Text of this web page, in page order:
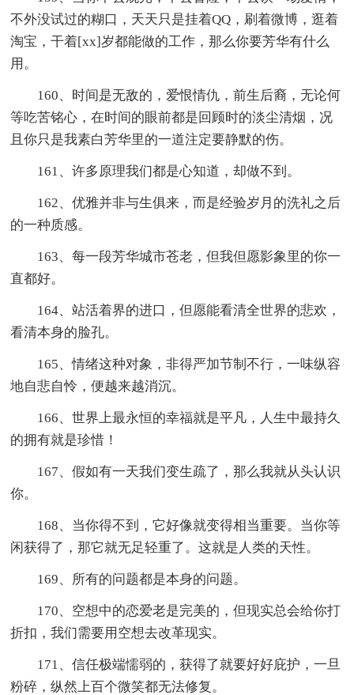
不外没试过的糊口，天天只是挂着QQ，刷着微博，逛着
淘宝，干着[xx]岁都能做的工作，那么你要芳华有什么
用。
160、时间是无敌的，爱恨情仇，前生后裔，无论何
等吃苦铭心，在时间的眼前都是回顾时的淡尘清烟，况
且你只是我素白芳华里的一道注定要静默的伤。
161、许多原理我们都是心知道，却做不到。
162、优雅并非与生俱来，而是经验岁月的洗礼之后
的一种质感。
163、每一段芳华城市苍老，但我但愿影象里的你一
直都好。
164、站活着界的进口，但愿能看清全世界的悲欢，
看清本身的脸孔。
165、情绪这种对象，非得严加节制不行，一味纵容
地自悲自怜，便越来越消沉。
166、世界上最永恒的幸福就是平凡，人生中最持久
的拥有就是珍惜！
167、假如有一天我们变生疏了，那么我就从头认识
你。
168、当你得不到，它好像就变得相当重要。当你等
闲获得了，那它就无足轻重了。这就是人类的天性。
169、所有的问题都是本身的问题。
170、空想中的恋爱老是完美的，但现实总会给你打
折扣，我们需要用空想去改革现实。
171、信任极端懦弱的，获得了就要好好庇护，一旦
粉碎，纵然上百个微笑都无法修复。